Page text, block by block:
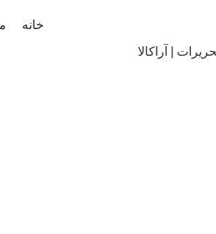
| آراکالا
خانه